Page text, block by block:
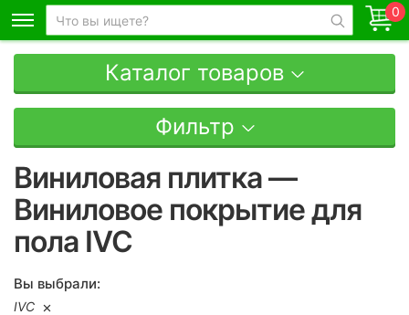
0
Каталог товаров
Фильтр
Виниловая плитка —
Виниловое покрытие для
пола IVC
Вы выбрали:
IVC